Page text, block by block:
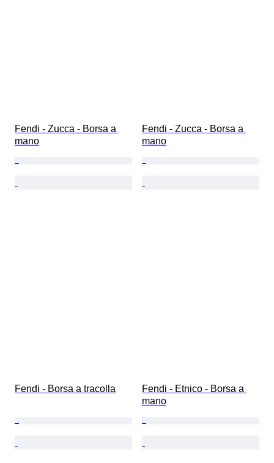
Fendi - Zucca - Borsa a
mano
Fendi - Zucca - Borsa a
mano
Fendi - Borsa a tracolla
Fendi - Etnico - Borsa a
mano